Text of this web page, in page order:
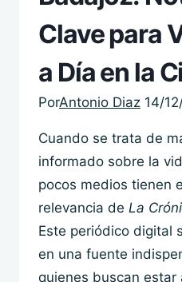
Clave para
a Día en la
PorAntonio Diaz 14/
Cuando se trata de
informado sobre la
pocos medios tienen
relevancia de La
Este periódico digital
en una fuente
quienes buscan estar